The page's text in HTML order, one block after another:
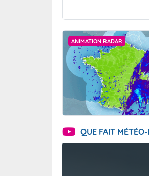
ANIMATION RADAR
QUE FAIT